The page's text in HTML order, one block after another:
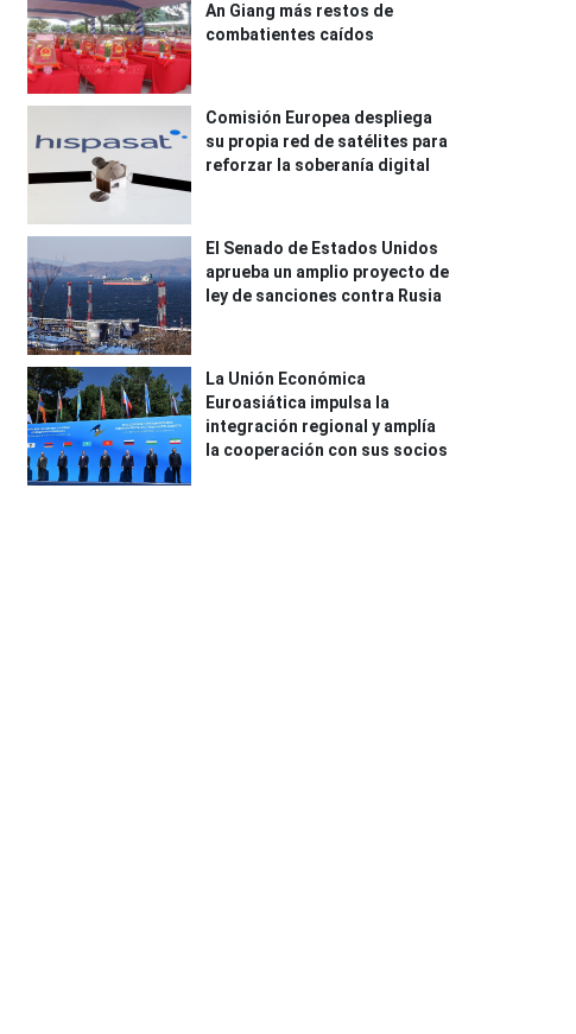
An Giang más restos de
combatientes caídos
Comisión Europea despliega
su propia red de satélites para
reforzar la soberanía digital
El Senado de Estados Unidos
aprueba un amplio proyecto de
ley de sanciones contra Rusia
La Unión Económica
Euroasiática impulsa la
integración regional y amplía
la cooperación con sus socios